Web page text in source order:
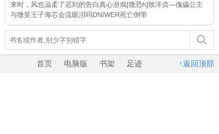
来时，风也温柔了迟到的告白真心游戏[微恐h]致洋贞—傀儡公主
与微笑王子海芯会流眼泪吗DNIWER死亡倒带
↑返回顶部
首页 电脑版 书架 足迹